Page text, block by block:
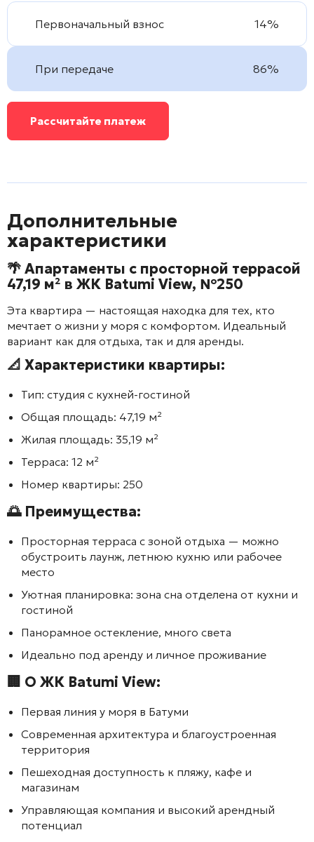
Первоначальный взнос 14%
При передаче 86%
Рассчитайте платеж
Дополнительные
характеристики
🌴 Апартаменты с просторной террасой
47,19 м² в ЖК Batumi View, №250
Эта квартира — настоящая находка для тех, кто
мечтает о жизни у моря с комфортом. Идеальный
вариант как для отдыха, так и для аренды.
📐 Характеристики квартиры:
Тип: студия с кухней-гостиной
Общая площадь: 47,19 м²
Жилая площадь: 35,19 м²
Терраса: 12 м²
Номер квартиры: 250
🌅 Преимущества:
Просторная терраса с зоной отдыха — можно
обустроить лаунж, летнюю кухню или рабочее
место
Уютная планировка: зона сна отделена от кухни и
гостиной
Панорамное остекление, много света
Идеально под аренду и личное проживание
🏢 О ЖК Batumi View:
Первая линия у моря в Батуми
Современная архитектура и благоустроенная
территория
Пешеходная доступность к пляжу, кафе и
магазинам
Управляющая компания и высокий арендный
потенциал